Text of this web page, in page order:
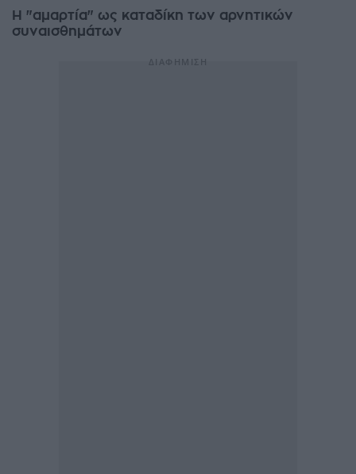
Η "αμαρτία" ως καταδίκη των αρνητικών
συναισθημάτων